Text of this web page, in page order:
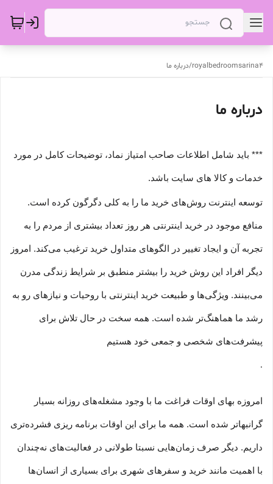
royalbedroomsarina4
/درباره ما
درباره ما
*** باید شامل اطلاعات صاحب امتیاز نماد، توضیحات کامل در مورد
خدمات و کالا های سایت باشد.
توسعه اینترنت روش‌های خرید ما را به کلی دگرگون کرده است.
منافع موجود در خرید اینترنتی هر روز تعداد بیشتری از مردم را به
تجربه آن و ایجاد تغییر در الگوهای متداول خرید ترغیب می‏‌کند. امروز
دیگر افراد این روش خرید را بیشتر منطبق بر شرایط زندگی مدرن
می‏‏‏‌بینند. ویژگی‏‏‏‌ها و طبیعت خرید اینترنتی با روحیات و نیازهای رو به
رشد ما هماهنگ‏‏‌تر شده است. همه سخت در حال تلاش برای
پیشرفت‏‏‌های شخصی و جمعی خود هستیم
.
امروزه بهای اوقات فراغت ما با وجود مشغله‏‌های روزانه بسیار
گرانبها‌تر شده است. همه ما برای این اوقات برنامه ریزی فشرده‏‌تری
داریم. دیگر صرف زمان‌هایی نسبتا طولانی در فعالیت‏‌های نه‌چندان
با اهمیت مانند خرید و سفرهای شهری برای بسیاری از انسان‌ها